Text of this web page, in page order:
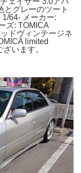
とグレーのツート
64- メーカー:
ズ: TOMICA
ドヴィンテージネ
limited
います。